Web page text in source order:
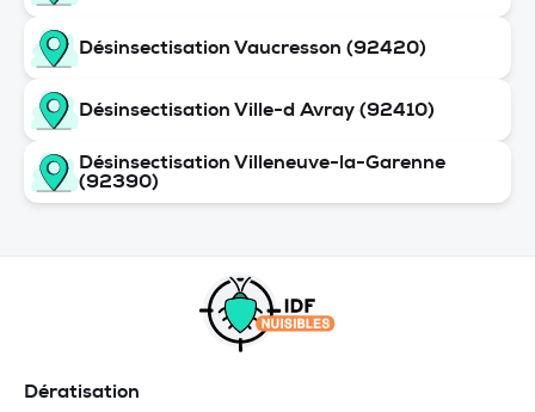
Désinsectisation Vaucresson (92420)
Désinsectisation Ville-d Avray (92410)
Désinsectisation Villeneuve-la-Garenne
(92390)
Dératisation